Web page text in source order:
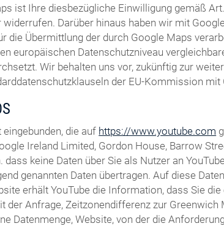
ist Ihre diesbezügliche Einwilligung gemäß
Darüber hinaus haben wir mit
die Übermittlung der durch Google Maps
europäischen Datenschutzniveau
Wir behalten uns vor, zukünftig zur
der EU-Kommission mit
die auf https://www.youtube.com
Ireland Limited, Gordon House, Barrow
dass keine Daten über Sie als Nutzer an
genannten Daten übertragen. Auf diese
erhält YouTube die Information, dass Sie
der Anfrage, Zeitzonendifferenz zur
Datenmenge, Website, von der die